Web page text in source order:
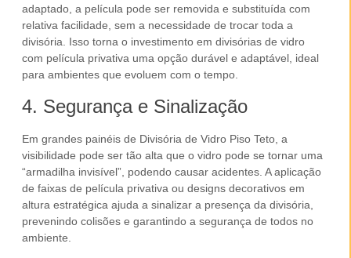
adaptado, a película pode ser removida e substituída com
relativa facilidade, sem a necessidade de trocar toda a
divisória. Isso torna o investimento em divisórias de vidro
com película privativa uma opção durável e adaptável, ideal
para ambientes que evoluem com o tempo.
4. Segurança e Sinalização
Em grandes painéis de Divisória de Vidro Piso Teto, a
visibilidade pode ser tão alta que o vidro pode se tornar uma
“armadilha invisível”, podendo causar acidentes. A aplicação
de faixas de película privativa ou designs decorativos em
altura estratégica ajuda a sinalizar a presença da divisória,
prevenindo colisões e garantindo a segurança de todos no
ambiente.